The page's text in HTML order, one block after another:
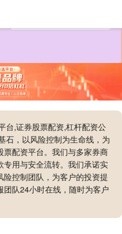
台,证券股票配资,杠杆配资公
石，以风险控制为生命线，为
配资平台。我们与多家券商
专用与安全流转。我们承诺实
控制团队，为客户的投资提
队24小时在线，随时为客户